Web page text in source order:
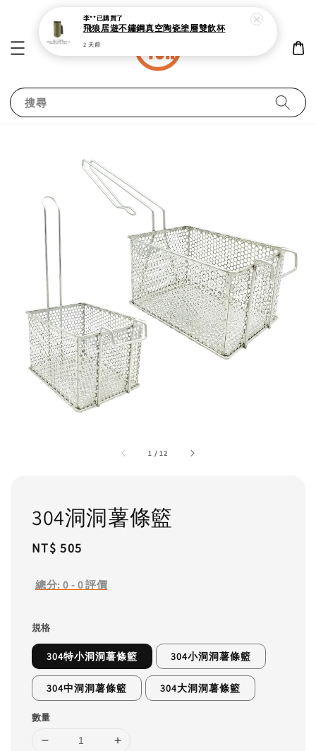
搜尋
1 / 12
304洞洞薯條籃
Regular
NT$ 505
總分:0 - 0評價
規格
304特小洞洞薯條籃 304小洞洞薯條籃
304中洞洞薯條籃 304大洞洞薯條籃
數量
飛狼居遊不鏽鋼真空陶瓷塗層雙飲杯
2 天前